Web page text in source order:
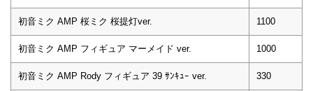
初音ミク AMP 桜ミク 桜提灯ver. 1100
初音ミク AMP フィギュア マーメイド ver. 1000
初音ミク AMP Rody フィギュア 39 ｻﾝｷｭｰ ver. 330